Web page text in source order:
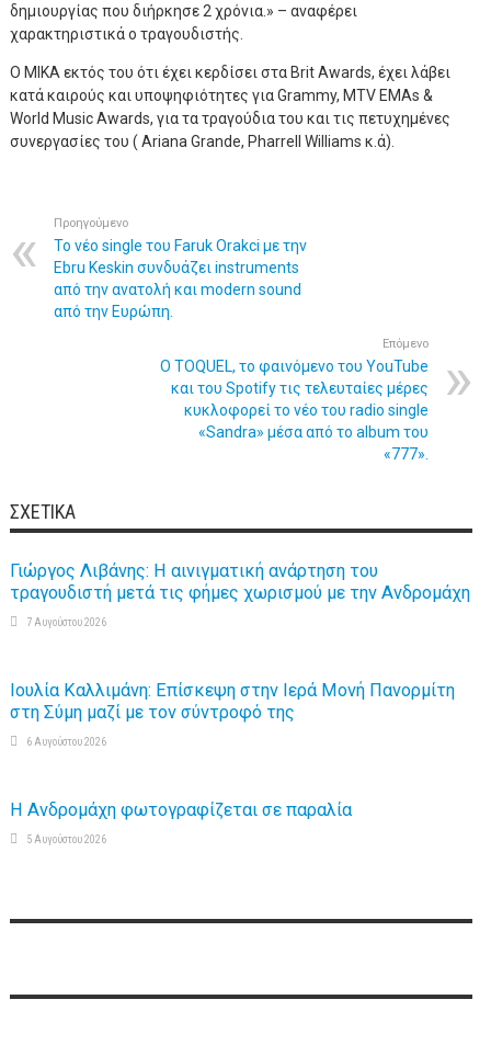
δημιουργίας που διήρκησε 2 χρόνια.» – αναφέρει
χαρακτηριστικά ο τραγουδιστής.
O MIKA εκτός του ότι έχει κερδίσει στα Brit Awards, έχει λάβει
κατά καιρούς και υποψηφιότητες για Grammy, MTV EMAs &
World Music Awards, για τα τραγούδια του και τις πετυχημένες
συνεργασίες του ( Ariana Grande, Pharrell Williams κ.ά).
Προηγούμενο
Το νέο single του Faruk Orakci με την
Ebru Keskin συνδυάζει instruments
από την ανατολή και modern sound
από την Ευρώπη.
Επόμενο
Ο TOQUEL, το φαινόμενο του YouTube
και του Spotify τις τελευταίες μέρες
κυκλοφορεί το νέο του radio single
«Sandra» μέσα από το album του
«777».
ΣΧΕΤΙΚΆ
Γιώργος Λιβάνης: Η αινιγματική ανάρτηση του
τραγουδιστή μετά τις φήμες χωρισμού με την Ανδρομάχη
7 Αυγούστου 2026
Ιουλία Καλλιμάνη: Επίσκεψη στην Ιερά Μονή Πανορμίτη
στη Σύμη μαζί με τον σύντροφό της
6 Αυγούστου 2026
Η Ανδρομάχη φωτογραφίζεται σε παραλία
5 Αυγούστου 2026